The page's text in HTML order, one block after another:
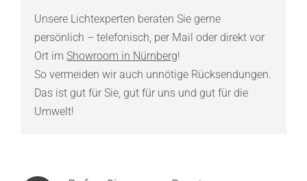
Unsere Lichtexperten beraten Sie gerne
persönlich – telefonisch, per Mail oder direkt vor
Ort im Showroom in Nürnberg!
So vermeiden wir auch unnötige Rücksendungen.
Das ist gut für Sie, gut für uns und gut für die
Umwelt!